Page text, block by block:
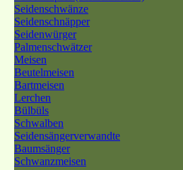
Seidenschwänze
Seidenschnäpper
Seidenwürger
Palmenschwätzer
Meisen
Beutelmeisen
Bartmeisen
Lerchen
Bülbüls
Schwalben
Seidensängerverwandte
Baumsänger
Schwanzmeisen